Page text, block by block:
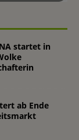
startet in
ab Ende